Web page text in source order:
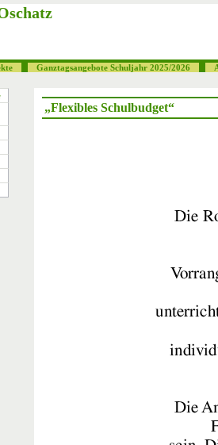
Ganztagsangebote Schuljahr 2025/2026
„Flexibles Schulbudget“